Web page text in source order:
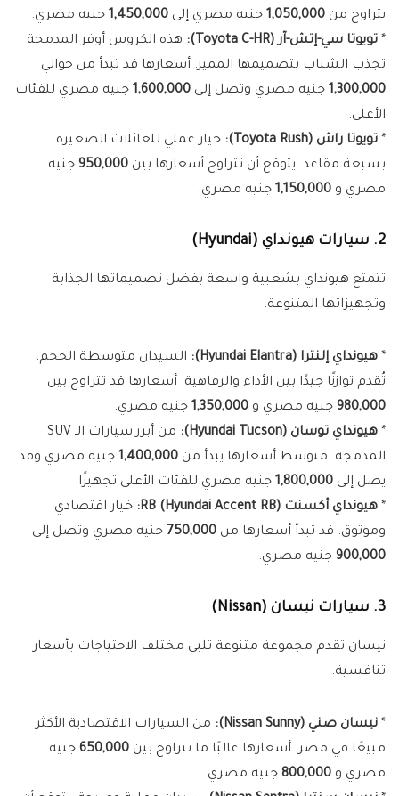
يتراوح من 1,050,000 جنيه مصري إلى 1,450,000 جنيه مصري.
* تويوتا سي-إتش-آر (Toyota C-HR):
هذه الكروس أوفر المدمجة
تجذب الشباب بتصميمها المميز. أسعارها قد تبدأ من حوالي
1,300,000 جنيه مصري وتصل إلى 1,600,000 جنيه مصري للفئات
الأعلى.
* تويوتا راش (Toyota Rush):
خيار عملي للعائلات الصغيرة
بسبعة مقاعد. يتوقع أن تتراوح أسعارها بين 950,000 جنيه
مصري و 1,150,000 جنيه مصري.
2. سيارات هيونداي (Hyundai)
تتمتع هيونداي بشعبية واسعة بفضل تصميماتها الجذابة
وتجهيزاتها المتنوعة.
* هيونداي إلنترا (Hyundai Elantra):
السيدان متوسطة الحجم،
تُقدم توازنًا جيدًا بين الأداء والرفاهية. أسعارها قد تتراوح بين
980,000 جنيه مصري و 1,350,000 جنيه مصري.
* هيونداي توسان (Hyundai Tucson):
من أبرز سيارات الـ SUV
المدمجة. متوسط أسعارها يبدأ من 1,400,000 جنيه مصري وقد
يصل إلى 1,800,000 جنيه مصري للفئات الأعلى تجهيزًا.
* هيونداي أكسنت RB (Hyundai Accent RB):
خيار اقتصادي
وموثوق. قد تبدأ أسعارها من 750,000 جنيه مصري وتصل إلى
900,000 جنيه مصري.
3. سيارات نيسان (Nissan)
نيسان تقدم مجموعة متنوعة تلبي مختلف الاحتياجات بأسعار
تنافسية.
* نيسان صني (Nissan Sunny):
من السيارات الاقتصادية الأكثر
مبيعًا في مصر. أسعارها غالبًا ما تتراوح بين 650,000 جنيه
مصري و 800,000 جنيه مصري.